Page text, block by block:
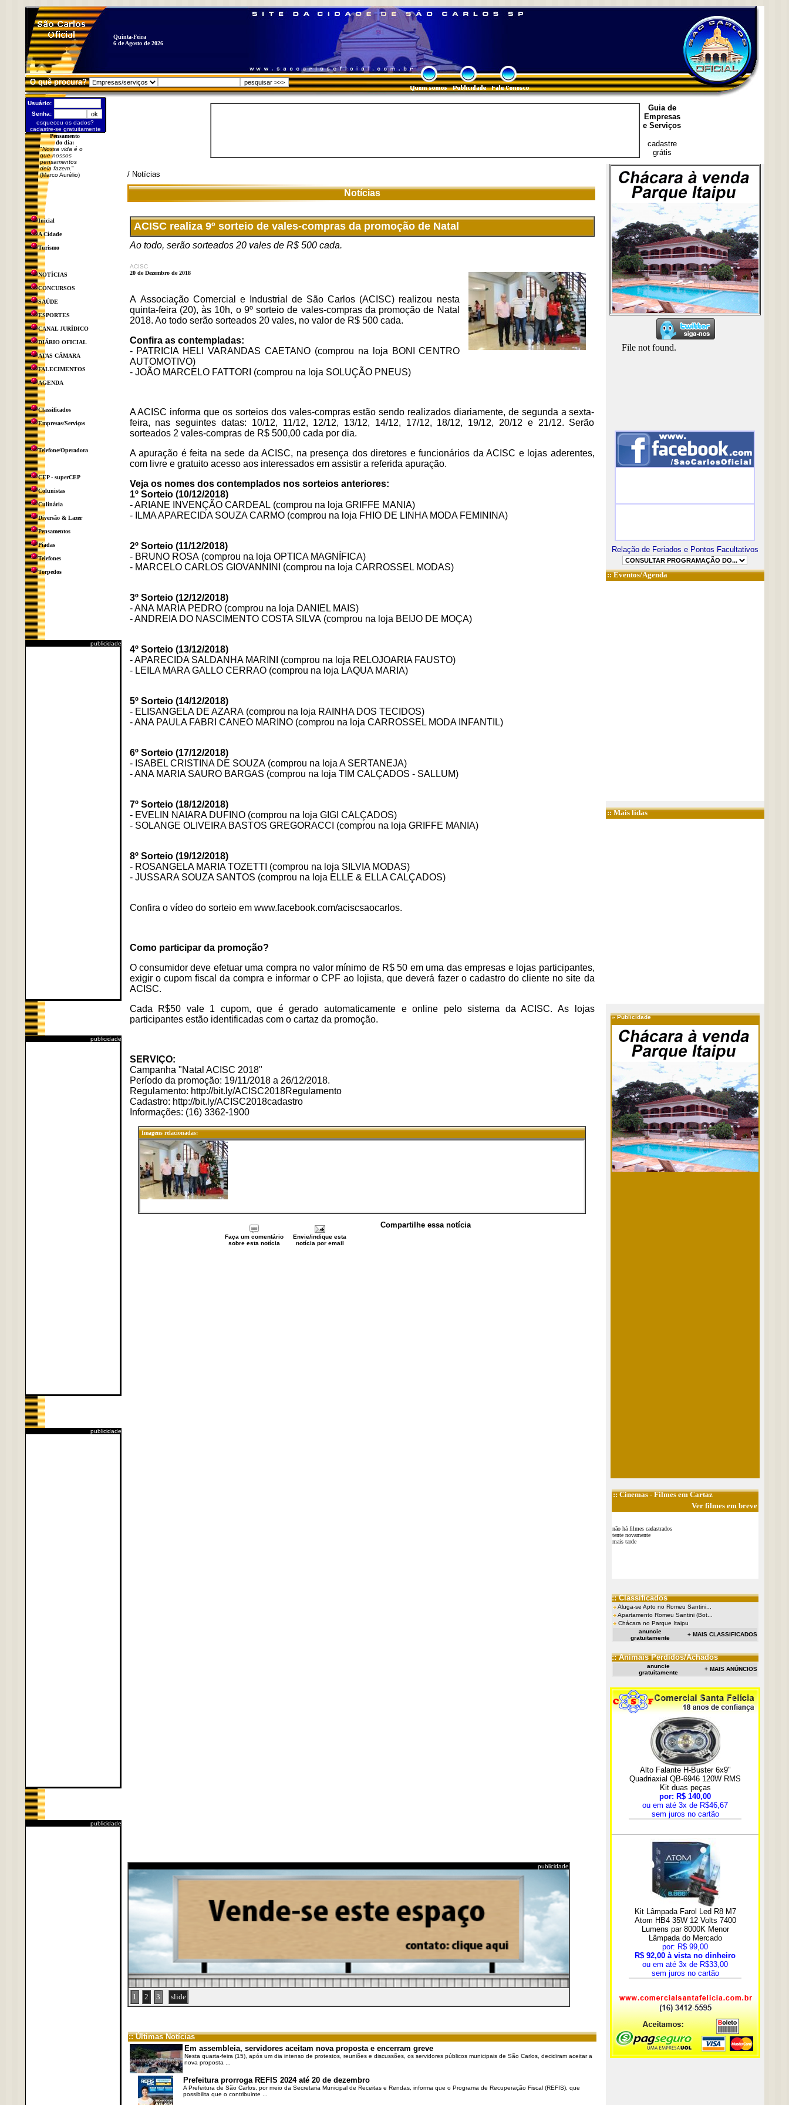
Quinta-Feira
6 de Agosto de 2026
O quê procura?
Usuário:
Senha:
esqueceu os dados?
cadastre-se gratuitamente
Pensamento
do dia:
"Nossa vida é o
que nossos
pensamentos
dela fazem. "
(Marco Aurélio)
Inicial
A Cidade
Turismo
NOTÍCIAS
CONCURSOS
SAÚDE
ESPORTES
CANAL JURÍDICO
DIÁRIO OFICIAL
ATAS CÂMARA
FALECIMENTOS
AGENDA
Classificados
Empresas/Serviços
Telefone/Operadora
CEP - superCEP
Colunistas
Culinária
Diversão & Lazer
Pensamentos
Piadas
Telefones
Torpedos
publicidade
publicidade
publicidade
publicidade
Guia de
Empresas
e Serviços
cadastre
grátis
/ Notícias
Notícias
ACISC realiza 9º sorteio de vales-compras da promoção de Natal
Ao todo, serão sorteados 20 vales de R$ 500 cada.
ACISC
20 de Dezembro de 2018
A Associação Comercial e Industrial de São Carlos (ACISC) realizou nesta
quinta-feira (20), às 10h, o 9º sorteio de vales-compras da promoção de Natal
2018. Ao todo serão sorteados 20 vales, no valor de R$ 500 cada.
Confira as contempladas:
- PATRICIA HELI VARANDAS CAETANO (comprou na loja BONI CENTRO
AUTOMOTIVO)
- JOÃO MARCELO FATTORI (comprou na loja SOLUÇÃO PNEUS)
A ACISC informa que os sorteios dos vales-compras estão sendo realizados diariamente, de segunda a sexta-
feira, nas seguintes datas: 10/12, 11/12, 12/12, 13/12, 14/12, 17/12, 18/12, 19/12, 20/12 e 21/12. Serão
sorteados 2 vales-compras de R$ 500,00 cada por dia.
A apuração é feita na sede da ACISC, na presença dos diretores e funcionários da ACISC e lojas aderentes,
com livre e gratuito acesso aos interessados em assistir a referida apuração.
Veja os nomes dos contemplados nos sorteios anteriores:
1º Sorteio (10/12/2018)
- ARIANE INVENÇÃO CARDEAL (comprou na loja GRIFFE MANIA)
- ILMA APARECIDA SOUZA CARMO (comprou na loja FHIO DE LINHA MODA FEMININA)
2º Sorteio (11/12/2018)
- BRUNO ROSA (comprou na loja OPTICA MAGNÍFICA)
- MARCELO CARLOS GIOVANNINI (comprou na loja CARROSSEL MODAS)
3º Sorteio (12/12/2018)
- ANA MARIA PEDRO (comprou na loja DANIEL MAIS)
- ANDREIA DO NASCIMENTO COSTA SILVA (comprou na loja BEIJO DE MOÇA)
4º Sorteio (13/12/2018)
- APARECIDA SALDANHA MARINI (comprou na loja RELOJOARIA FAUSTO)
- LEILA MARA GALLO CERRAO (comprou na loja LAQUA MARIA)
5º Sorteio (14/12/2018)
- ELISANGELA DE AZARA (comprou na loja RAINHA DOS TECIDOS)
- ANA PAULA FABRI CANEO MARINO (comprou na loja CARROSSEL MODA INFANTIL)
6º Sorteio (17/12/2018)
- ISABEL CRISTINA DE SOUZA (comprou na loja A SERTANEJA)
- ANA MARIA SAURO BARGAS (comprou na loja TIM CALÇADOS - SALLUM)
7º Sorteio (18/12/2018)
- EVELIN NAIARA DUFINO (comprou na loja GIGI CALÇADOS)
- SOLANGE OLIVEIRA BASTOS GREGORACCI (comprou na loja GRIFFE MANIA)
8º Sorteio (19/12/2018)
- ROSANGELA MARIA TOZETTI (comprou na loja SILVIA MODAS)
- JUSSARA SOUZA SANTOS (comprou na loja ELLE & ELLA CALÇADOS)
Confira o vídeo do sorteio em www.facebook.com/aciscsaocarlos.
Como participar da promoção?
O consumidor deve efetuar uma compra no valor mínimo de R$ 50 em uma das empresas e lojas participantes,
exigir o cupom fiscal da compra e informar o CPF ao lojista, que deverá fazer o cadastro do cliente no site da
ACISC.
Cada R$50 vale 1 cupom, que é gerado automaticamente e online pelo sistema da ACISC. As lojas
participantes estão identificadas com o cartaz da promoção.
SERVIÇO:
Campanha "Natal ACISC 2018"
Período da promoção: 19/11/2018 a 26/12/2018.
Regulamento: http://bit.ly/ACISC2018Regulamento
Cadastro: http://bit.ly/ACISC2018cadastro
Informações: (16) 3362-1900
Imagens relacionadas:
Compartilhe essa notícia
Faça um comentário
sobre esta notícia
Envie/indique esta
notícia por email
publicidade
1 2 3 slide
:: Últimas Notícias
Em assembleia, servidores aceitam nova proposta e encerram greve
Nesta quarta-feira (15), após um dia intenso de protestos, reuniões e discussões, os servidores públicos municipais de São Carlos, decidiram aceitar a
nova proposta ...
Prefeitura prorroga REFIS 2024 até 20 de dezembro
A Prefeitura de São Carlos, por meio da Secretaria Municipal de Receitas e Rendas, informa que o Programa de Recuperação Fiscal (REFIS), que
possibilita que o contribuinte ...
Relação de Feriados e Pontos Facultativos
::Eventos/Agenda
:: Mais lidas
»Publicidade
::Cinemas- Filmes em Cartaz
Ver filmes em breve
não há filmes cadastrados
tente novamente
mais tarde
:: Classificados
Aluga-se Apto no Romeu Santini...
Apartamento Romeu Santini (Bot...
Chácara no Parque Itaipu
anuncie
gratuitamente
+ MAIS CLASSIFICADOS
:: Animais Perdidos/Achados
anuncie
gratuitamente
+ MAIS ANÚNCIOS